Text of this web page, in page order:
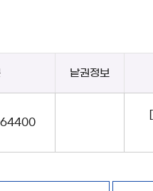
낱권정보